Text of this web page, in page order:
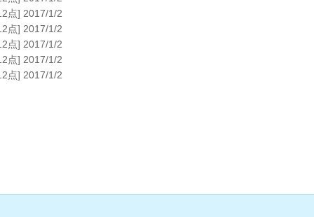
点] 2017/1/2
点] 2017/1/2
点] 2017/1/2
点] 2017/1/2
点] 2017/1/2